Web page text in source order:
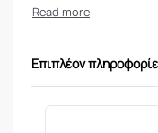
δείκτη απόδοσης
και ακριβή
Επιπλέον